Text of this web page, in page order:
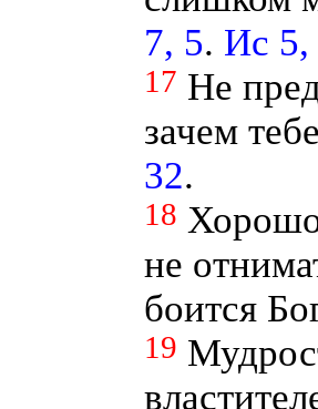
7, 5. Ис 5,
17 Не
зачем
32.
18
не
боится
19